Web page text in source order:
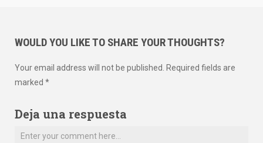
WOULD YOU LIKE TO SHARE YOUR THOUGHTS?
Your email address will not be published. Required fields are
marked *
Deja una respuesta